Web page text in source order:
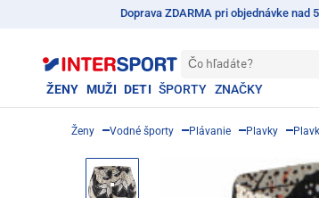
Doprava ZDARMA pri objednávke nad
Čo hľadáte?
ŽENY MUŽI DETI ŠPORTY ZNAČKY
Ženy Vodné športy Plávanie Plavky